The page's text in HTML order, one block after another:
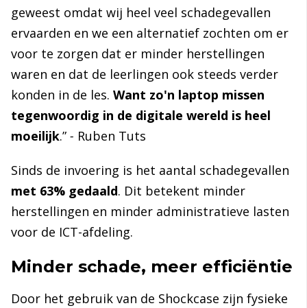
geweest omdat wij heel veel schadegevallen
ervaarden en we een alternatief zochten om er
voor te zorgen dat er minder herstellingen
waren en dat de leerlingen ook steeds verder
konden in de les. Want zo'n laptop missen
tegenwoordig in de digitale wereld is heel
moeilijk.” - Ruben Tuts
Sinds de invoering is het aantal schadegevallen
met 63% gedaald. Dit betekent minder
herstellingen en minder administratieve lasten
voor de ICT-afdeling.
Minder schade, meer efficiëntie
Door het gebruik van de Shockcase zijn fysieke